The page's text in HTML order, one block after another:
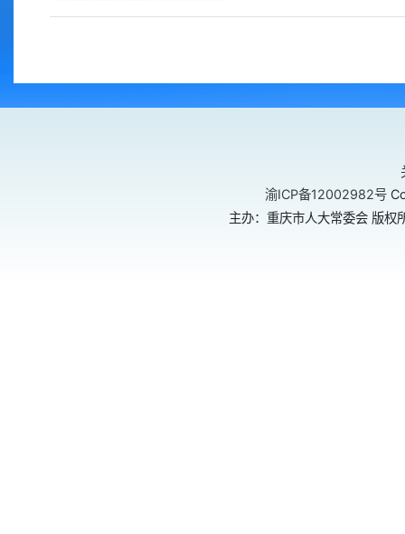
渝ICP备12002982号
主办：重庆市人大常委会 版